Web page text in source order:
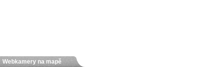
Webkamery na mapě